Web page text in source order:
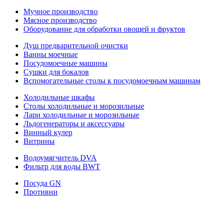
Мучное производство
Мясное производство
Оборудование для обработки овощей и фруктов
Душ предварительной очистки
Ванны моечные
Посудомоечные машины
Сушки для бокалов
Вспомогательные столы к посудомоечным машинам
Холодильные шкафы
Столы холодильные и морозильные
Лари холодильные и морозильные
Льдогенераторы и аксессуары
Винный кулер
Витрины
Водоумягчитель DVA
Фильтр для воды BWT
Посуда GN
Противни